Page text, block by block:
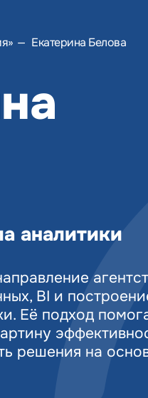
— Екатерина Белова
аналитики
BI и
Её подход
решения на